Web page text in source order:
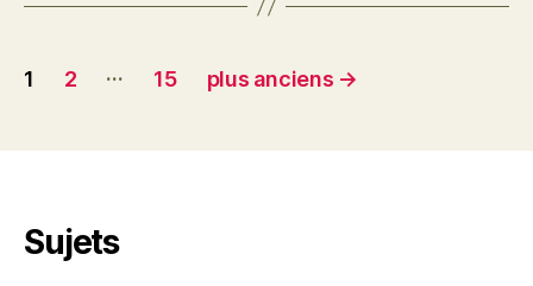
Pagination
publications
1 2 … 15 plus anciens →
Sujets